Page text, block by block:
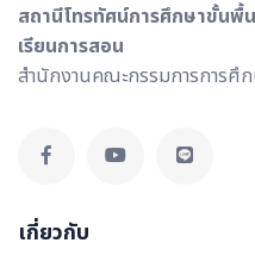
สถานีโทรทัศน์การศึกษาขั้นพื้
เรียนการสอน
สำนักงานคณะกรรมการการศึ
เกี่ยวกับ